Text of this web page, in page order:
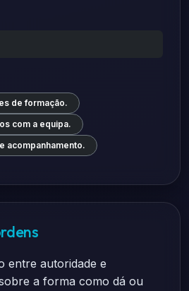
de formação.
com a equipa.
acompanhamento.
entre autoridade e
a forma como dá ou